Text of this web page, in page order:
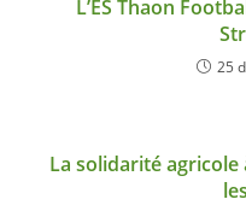
L’ES Thaon
25
La solidarité